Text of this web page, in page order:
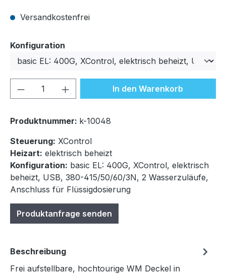
Versandkostenfrei
Konfiguration
Produkt Anzahl: Gib denIn den Warenkorb
Produktnummer: k-10048
Steuerung: XControl
Heizart: elektrisch beheizt
Konfiguration: basic EL: 400G, XControl, elektrisch
beheizt, USB, 380-415/50/60/3N, 2 Wasserzuläufe,
Anschluss für Flüssigdosierung
Produktanfrage senden
Beschreibung
Frei aufstellbare, hochtourige WM Deckel in